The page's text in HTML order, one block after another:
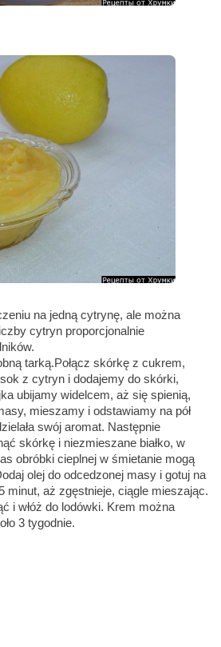
na jedną cytrynę, ale można
cytryn proporcjonalnie
tarką.Połącz skórkę z cukrem,
z cytryn i dodajemy do skórki,
ubijamy widelcem, aż się spienią,
mieszamy i odstawiamy na pół
swój aromat. Następnie
skórkę i niezmieszane białko, w
obróbki cieplnej w śmietanie mogą
olej do odcedzonej masy i gotuj na
minut, aż zgęstnieje, ciągle mieszając.
i włóż do lodówki. Krem można
3 tygodnie.